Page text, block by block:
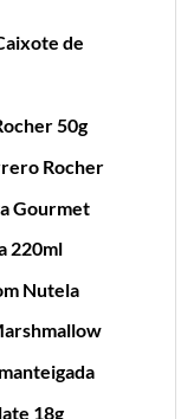
de
50g
Rocher
Gourmet
220ml
Nutela
18g